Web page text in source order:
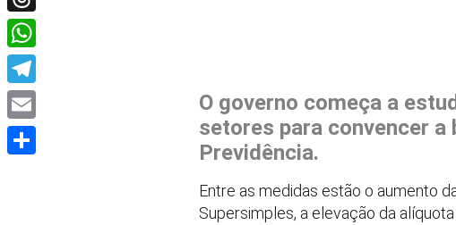
O governo começa a
setores para convencer
Previdência.
Entre as medidas estão o aumento
Supersimples, a elevação da
Threads
WhatsApp
Telegram
Email